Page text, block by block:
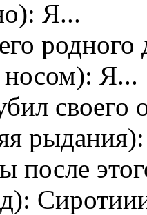
Я...
родного
Я...
своего
после